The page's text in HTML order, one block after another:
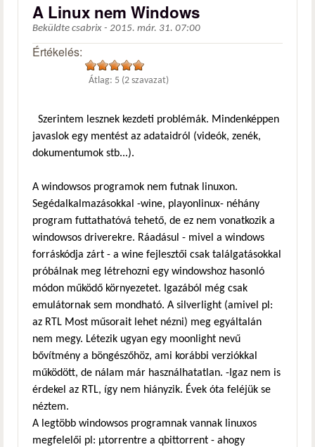
A Linux nem Windows
Beküldte csabrix - 2015. már. 31. 07:00
Értékelés:
Átlag: 5 (2 szavazat)
Szerintem lesznek kezdeti problémák. Mindenképpen
javaslok egy mentést az adataidról (videók, zenék,
dokumentumok stb...).
A windowsos programok nem futnak linuxon.
Segédalkalmazásokkal -wine, playonlinux- néhány
program futtathatóvá tehető, de ez nem vonatkozik a
windowsos driverekre. Ráadásul - mivel a windows
forráskódja zárt - a wine fejlesztői csak találgatásokkal
próbálnak meg létrehozni egy windowshoz hasonló
módon működő környezetet. Igazából még csak
emulátornak sem mondható. A silverlight (amivel pl:
az RTL Most műsorait lehet nézni) meg egyáltalán
nem megy. Létezik ugyan egy moonlight nevű
bővítmény a böngészőhöz, ami korábbi verziókkal
működött, de nálam már használhatatlan. -Igaz nem is
érdekel az RTL, így nem hiányzik. Évek óta feléjük se
néztem.
A legtöbb windowsos programnak vannak linuxos
megfelelői pl: μtorrentre a qbittorrent - ahogy